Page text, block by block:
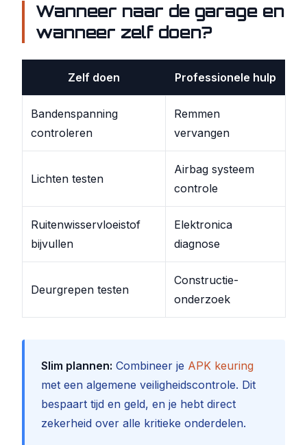
Wanneer naar de garage en
wanneer zelf doen?
Zelf doen Professionele hulp
Bandenspanning
controleren
Remmen
vervangen
Lichten testen
Airbag systeem
controle
Ruitenwisservloeistof
bijvullen
Elektronica
diagnose
Deurgrepen testen
Constructie-
onderzoek
Slim plannen: Combineer je APK keuring
met een algemene veiligheidscontrole. Dit
bespaart tijd en geld, en je hebt direct
zekerheid over alle kritieke onderdelen.